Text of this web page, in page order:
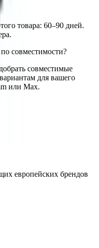
товара: 60–90 дней.
совместимости?
совместимые
для вашего
или Max.
европейских брендов